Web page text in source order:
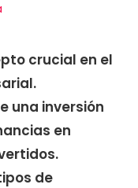
crucial en el
una inversión
en
de